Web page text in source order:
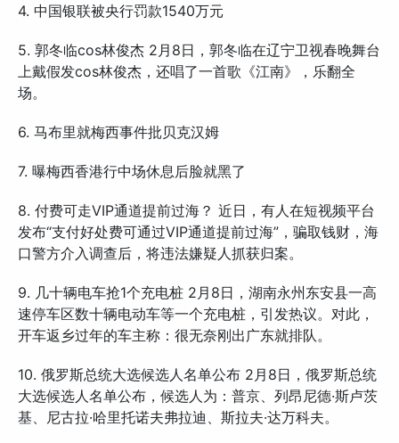
4. 中国银联被央行罚款1540万元
5. 郭冬临cos林俊杰 2月8日，郭冬临在辽宁卫视春晚舞台
上戴假发cos林俊杰，还唱了一首歌《江南》，乐翻全
场。
6. 马布里就梅西事件批贝克汉姆
7. 曝梅西香港行中场休息后脸就黑了
8. 付费可走VIP通道提前过海？ 近日，有人在短视频平台
发布“支付好处费可通过VIP通道提前过海”，骗取钱财，海
口警方介入调查后，将违法嫌疑人抓获归案。
9. 几十辆电车抢1个充电桩 2月8日，湖南永州东安县一高
速停车区数十辆电动车等一个充电桩，引发热议。对此，
开车返乡过年的车主称：很无奈刚出广东就排队。
10. 俄罗斯总统大选候选人名单公布 2月8日，俄罗斯总统
大选候选人名单公布，候选人为：普京、列昂尼德·斯卢茨
基、尼古拉·哈里托诺夫弗拉迪、斯拉夫·达万科夫。